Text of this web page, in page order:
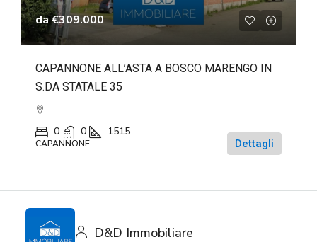
da€309.000
CAPANNONE ALL’ASTA A BOSCO MARENGO IN
S.DA STATALE 35
0 0 1515
CAPANNONE Dettagli
D&D Immobiliare